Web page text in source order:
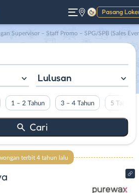
Pasang
Gelap
Supervisor – Staff Promo – SPG/SPB (Sales Event) di PT. Muda
Lulusan
1 – 2 Tahun 3 – 4 Tahun 5 Tahun
terbit 4 tahun lalu